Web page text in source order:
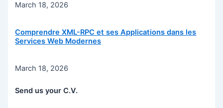
March 18, 2026
Comprendre XML-RPC et ses Applications dans les
Services Web Modernes
March 18, 2026
Send us your C.V.